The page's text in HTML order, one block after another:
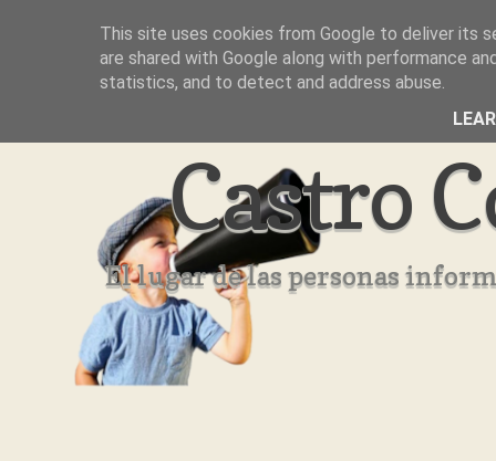
Inicio Aviso Legal Quienes Somos ??
Castro
El lugar de las personas
This site uses cookies from Google to deliver its
are shared with Google along with performance
statistics, and to detect and address abuse.